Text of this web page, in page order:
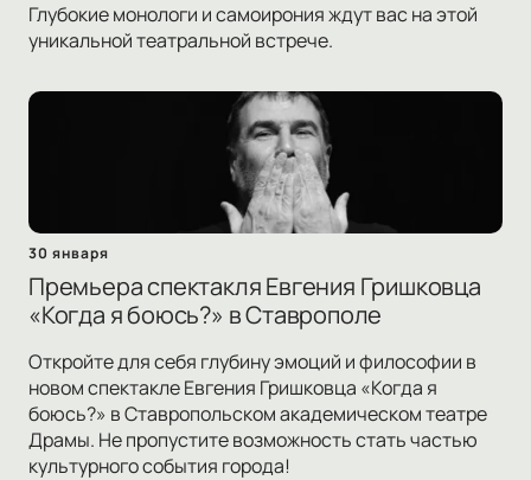
Глубокие монологи и самоирония ждут вас на этой
уникальной театральной встрече.
30 января
Премьера спектакля Евгения Гришковца
«Когда я боюсь?» в Ставрополе
Откройте для себя глубину эмоций и философии в
новом спектакле Евгения Гришковца «Когда я
боюсь?» в Ставропольском академическом театре
Драмы. Не пропустите возможность стать частью
культурного события города!